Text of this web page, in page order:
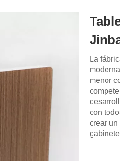
La
menor
con
crear un